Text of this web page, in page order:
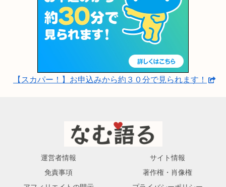
【スカパー！】お申込みから約３０分で見られます！
運営者情報
サイト情報
免責事項
著作権・肖像権